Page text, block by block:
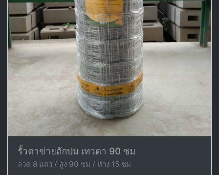
รั้วตาข่ายถักปม เทวดา 90 ซม
ลวด 8 แถว / สูง 90 ซม / ห่าง 15 ซม